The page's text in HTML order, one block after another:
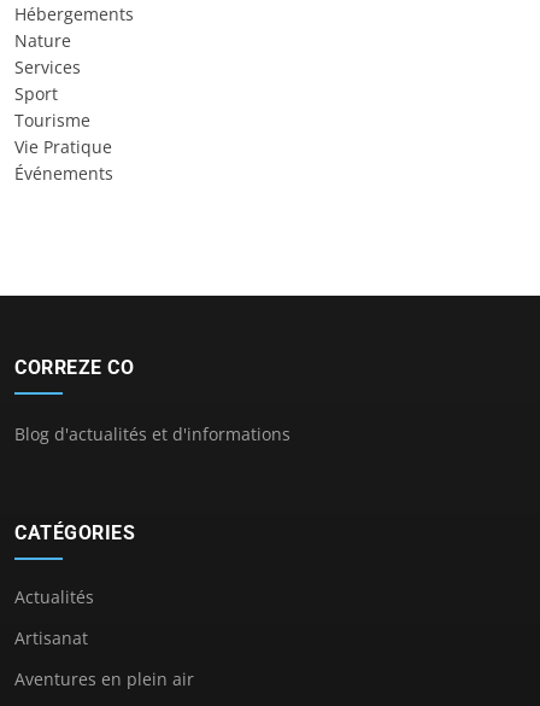
Hébergements
Nature
Services
Sport
Tourisme
Vie Pratique
Événements
CORREZE CO
Blog d'actualités et d'informations
CATÉGORIES
Actualités
Artisanat
Aventures en plein air